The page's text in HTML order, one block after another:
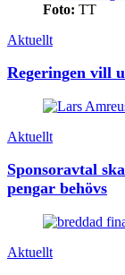
Foto: TT
Aktuellt
Regeringen vill
Aktuellt
Sponsoravtal
pengar behövs
Aktuellt